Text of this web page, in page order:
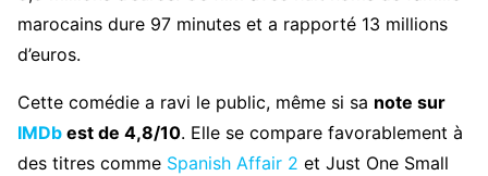
marocains dure 97 minutes et a rapporté 13 millions
d’euros.
Cette comédie a ravi le public, même si sa note sur
IMDb est de 4,8/10. Elle se compare favorablement à
des titres comme Spanish Affair 2 et Just One Small